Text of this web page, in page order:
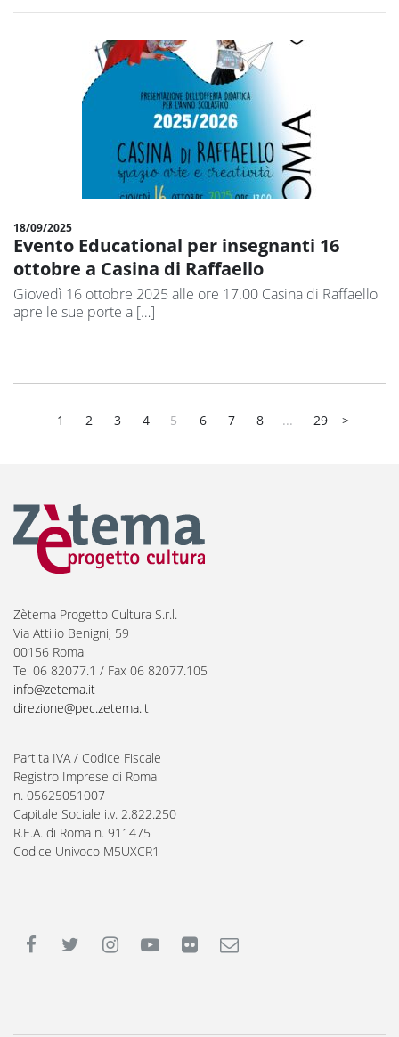
18/09/2025
Evento Educational per insegnanti 16
ottobre a Casina di Raffaello
Giovedì 16 ottobre 2025 alle ore 17.00 Casina di Raffaello
apre le sue porte a […]
1 2 3 4 5 6 7 8 ... 29 >
Zètema Progetto Cultura S.r.l.
Via Attilio Benigni, 59
00156 Roma
Tel 06 82077.1 / Fax 06 82077.105
info@zetema.it
direzione@pec.zetema.it
Partita IVA / Codice Fiscale
Registro Imprese di Roma
n. 05625051007
Capitale Sociale i.v. 2.822.250
R.E.A. di Roma n. 911475
Codice Univoco M5UXCR1